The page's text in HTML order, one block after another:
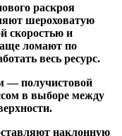
раскроя
шероховатую
скоростью и
ломают по
весь ресурс.
— получистовой
в выборе между
наклонную